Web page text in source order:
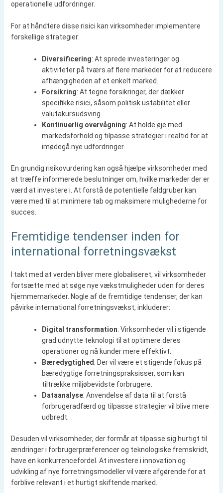
operationelle udfordringer.
For at håndtere disse risici kan virksomheder implementere
forskellige strategier:
Diversificering: At sprede investeringer og
aktiviteter på tværs af flere markeder for at reducere
afhængigheden af et enkelt marked.
Forsikring: At tegne forsikringer, der dækker
specifikke risici, såsom politisk ustabilitet eller
valutakursudsving.
Kontinuerlig overvågning: At holde øje med
markedsforhold og tilpasse strategier i realtid for at
imødegå nye udfordringer.
En grundig risikovurdering kan også hjælpe virksomheder med
at træffe informerede beslutninger om, hvilke markeder der er
værd at investere i. At forstå de potentielle faldgruber kan
være med til at minimere tab og maksimere mulighederne for
succes.
Fremtidige tendenser inden for
international forretningsvækst
I takt med at verden bliver mere globaliseret, vil virksomheder
fortsætte med at søge nye vækstmuligheder uden for deres
hjemmemarkeder. Nogle af de fremtidige tendenser, der kan
påvirke international forretningsvækst, inkluderer:
Digital transformation: Virksomheder vil i stigende
grad udnytte teknologi til at optimere deres
operationer og nå kunder mere effektivt.
Bæredygtighed : Der vil være et stigende fokus på
bæredygtige forretningspraksisser, som kan
tiltrække miljøbevidste forbrugere.
Dataanalyse: Anvendelse af data til at forstå
forbrugeradfærd og tilpasse strategier vil blive mere
udbredt.
Desuden vil virksomheder, der formår at tilpasse sig hurtigt til
ændringer i forbrugerpræferencer og teknologiske fremskridt,
have en konkurrencefordel. At investere i innovation og
udvikling af nye forretningsmodeller vil være afgørende for at
forblive relevant i et hurtigt skiftende marked.